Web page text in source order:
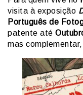
visita à exposição
Português de
patente até
mas